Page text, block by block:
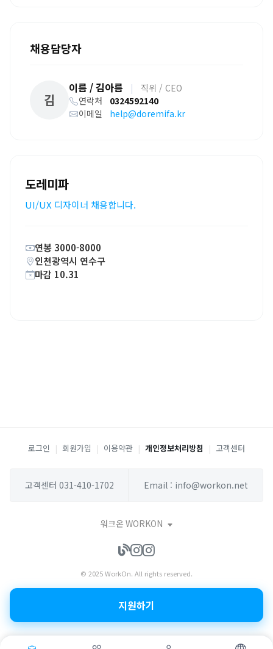
채용담당자
김
이름 / 김아름 |
직위 / CEO
연락처 0324592140
이메일 help@doremifa.kr
도레미파
UI/UX 디자이너 채용합니다.
연봉 3000-8000
인천광역시 연수구
마감 10.31
지원하기
로그인 | 회원가입 | 이용약관 | 개인정보처리방침 | 고객센터
고객센터 031-410-1702 Email : info@workon.net
워크온 WORKON
© 2025 WorkOn. All rights reserved.